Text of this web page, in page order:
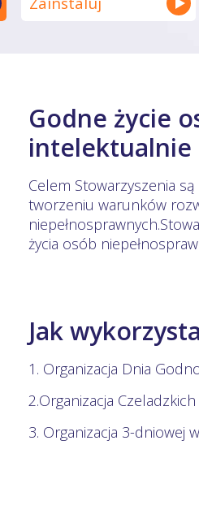
Godne życie
intelektualnie
Celem Stowarzyszenia
tworzeniu warunków
życia osób
Jak
1. Organizacja Dnia
2.Organizacja
3. Organizacja 3-dniowej